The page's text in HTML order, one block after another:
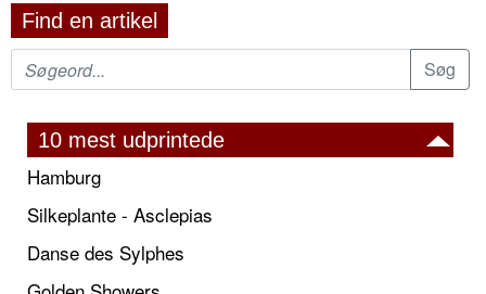
Find en artikel
10 mest udprintede
Hamburg
Silkeplante - Asclepias
Danse des Sylphes